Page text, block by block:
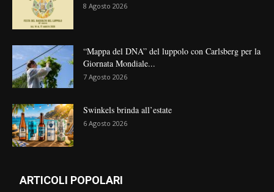
8 Agosto 2026
“Mappa del DNA” del luppolo con Carlsberg per la
Giornata Mondiale...
7 Agosto 2026
Swinkels brinda all’estate
6 Agosto 2026
ARTICOLI POPOLARI